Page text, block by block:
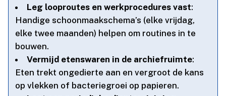
Leg looproutes en werkprocedures vast:
Handige schoonmaakschema’s (elke vrijdag,
elke twee maanden) helpen om routines in te
bouwen.​
Vermijd etenswaren in de archiefruimte:
Eten trekt ongedierte aan en vergroot de kans
op vlekken of bacteriegroei op papieren.​